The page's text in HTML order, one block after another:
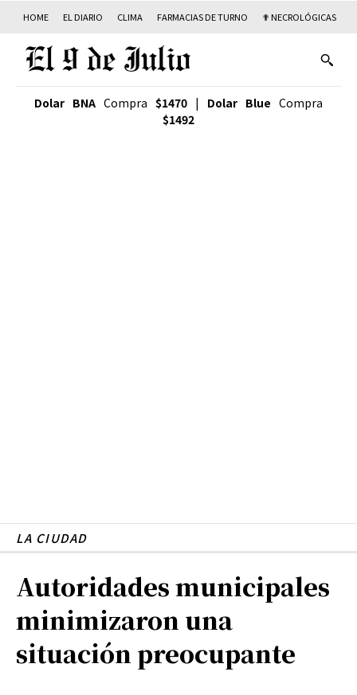
HOME EL DIARIO CLIMA FARMACIAS DE TURNO ✟ NECROLÓGICAS
Dolar BNA Compra $1470 | Dolar Blue Compra
$1492
LA CIUDAD
Autoridades municipales
minimizaron una
situación preocupante